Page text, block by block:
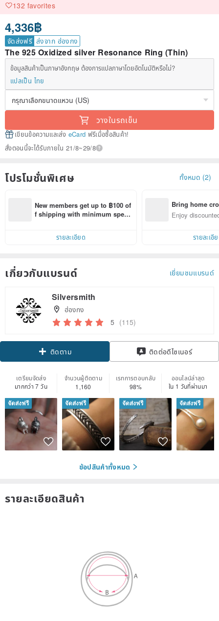
132 favorites
4,336฿
จัดส่งฟรี ส่งจาก ฮ่องกง
The 925 Oxidized silver Resonance Ring (Thin)
ข้อมูลสินค้าเป็นภาษาอังกฤษ ต้องการแปลภาษาโดยอัตโนมัติหรือไม่?
แปลเป็น ไทย
วางในรถเข็น
เขียนข้อความและส่ง eCard ฟรีเมื่อซื้อสินค้า!
สั่งตอนนี้จะได้รับภายใน 21/8~29/8
โปรโมชั่นพิเศษ ทั้งหมด (2)
New members get up to ฿100 of
f shipping with minimum spen
รายละเอียด
Bring home
n with ease
Enjoy
รายละเอี
เกี่ยวกับแบรนด์ เยี่ยมชมแบรนด์
Silversmith
ฮ่องกง
5 (115)
ติดตาม ติดต่อดีไซเนอร์
เตรียมจัดส่ง
มากกว่า 7 วัน
จำนวนผู้ติดตาม
1,160
เรทการตอบกลับ
98%
ออนไลน์ล่าสุด
ใน 1 วันที่ผ่านมา
จัดส่งฟรี จัดส่งฟรี จัดส่งฟรี จัดส่งฟรี
ช้อปสินค้าทั้งหมด
รายละเอียดสินค้า